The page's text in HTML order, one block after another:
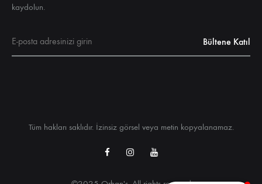
kaydolun.
FacebookInstagramYoutube
Tüm hakları saklıdır. İzinsiz görsel veya metin kopyalanamaz.